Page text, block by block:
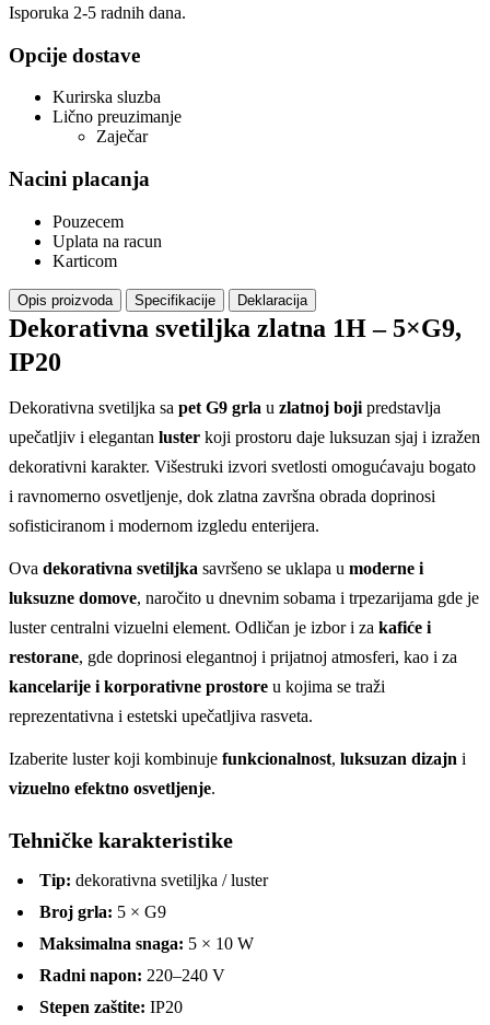
Isporuka 2-5 radnih dana.
Opcije dostave
Kurirska sluzba
Lično preuzimanje
Zaječar
Nacini placanja
Pouzecem
Uplata na racun
Karticom
Opis proizvoda Specifikacije Deklaracija
Dekorativna svetiljka zlatna 1H – 5×G9,
IP20
Dekorativna svetiljka sa pet G9 grla u zlatnoj boji predstavlja
upečatljiv i elegantan luster koji prostoru daje luksuzan sjaj i izražen
dekorativni karakter. Višestruki izvori svetlosti omogućavaju bogato
i ravnomerno osvetljenje, dok zlatna završna obrada doprinosi
sofisticiranom i modernom izgledu enterijera.
Ova dekorativna svetiljka savršeno se uklapa u moderne i
luksuzne domove, naročito u dnevnim sobama i trpezarijama gde je
luster centralni vizuelni element. Odličan je izbor i za kafiće i
restorane, gde doprinosi elegantnoj i prijatnoj atmosferi, kao i za
kancelarije i korporativne prostore u kojima se traži
reprezentativna i estetski upečatljiva rasveta.
Izaberite luster koji kombinuje funkcionalnost, luksuzan dizajn i
vizuelno efektno osvetljenje.
Tehničke karakteristike
Tip: dekorativna svetiljka / luster
Broj grla: 5 × G9
Maksimalna snaga: 5 × 10 W
Radni napon: 220–240 V
Stepen zaštite: IP20